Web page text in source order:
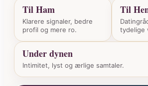
Til Ham
Klarere signaler, bedre
profil og mere ro.
Til
tydelige
Under dynen
Intimitet, lyst og ærlige samtaler.